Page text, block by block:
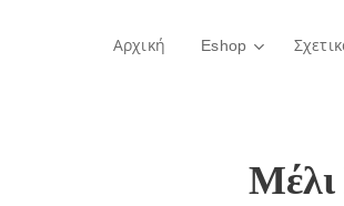
Αρχική Eshop
Μέλι